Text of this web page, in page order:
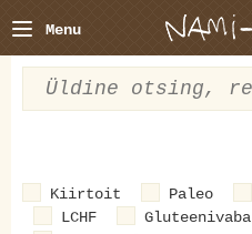
Menu
Kiirtoit Paleo
LCHF
Gluteenivaba